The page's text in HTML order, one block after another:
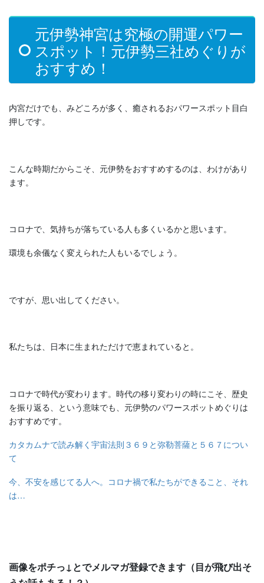
元伊勢神宮は究極の開運パワー
スポット！元伊勢三社めぐりが
おすすめ！
内宮だけでも、みどころが多く、癒されるおパワースポット目白
押しです。
こんな時期だからこそ、元伊勢をおすすめするのは、わけがあり
ます。
コロナで、気持ちが落ちている人も多くいるかと思います。
環境も余儀なく変えられた人もいるでしょう。
ですが、思い出してください。
私たちは、日本に生まれただけで恵まれていると。
コロナで時代が変わります。時代の移り変わりの時にこそ、歴史
を振り返る、という意味でも、元伊勢のパワースポットめぐりは
おすすめです。
カタカムナで読み解く宇宙法則３６９と弥勒菩薩と５６７につい
て
今、不安を感じてる人へ。コロナ禍で私たちができること、それ
は…
画像をポチっ↓とでメルマガ登録できます（目が飛び出そ